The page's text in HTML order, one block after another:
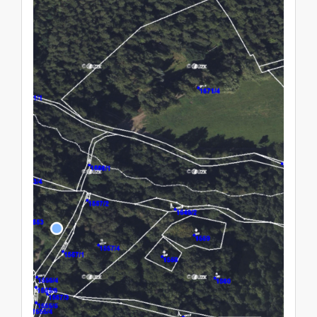
porost o výměře 12 726 m², který je zapsaný na
listu vlastnictví pro katastrální území Klášterec
nad Ohří, obec Klášterec nad Ohří (Chomutov),
spadající pod Katastrální úřad pro Ústecký kraj,
Katastrální pracoviště Chomutov. Pozemek
(podíl ve výši 1/96) parc. č. 1645/2, lesní
pozemek o výměře 1 225 m², který je zapsaný
na listu vlastnictví pro katastrální území
Klášterec nad Ohří, obec Klášterec nad Ohří
(Chomutov), spadající pod Katastrální úřad pro
Ústecký kraj, Katastrální pracoviště Chomutov.
Pozemek (podíl ve výši 1/96) parc. č. 1648/2,
lesní pozemek o výměře 1 077 m², který je
zapsaný na listu vlastnictví č. 2478 pro
katastrální území Klášterec nad Ohří, obec
Klášterec nad Ohří (Chomutov), spadající pod
Katastrální úřad pro Ústecký kraj, Katastrální
pracoviště Chomutov. Pozemek (podíl ve výši
1/96) parc. č. 1649/2, lesní pozemek o výměře